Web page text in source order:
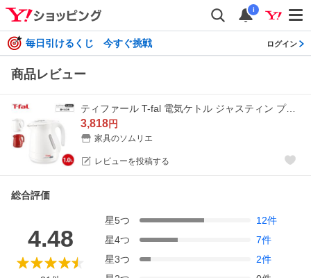
i
毎日引けるくじ 今すぐ挑戦 ログイン
商品レビュー
ティファール T-fal 電気ケトル ジャスティン プラス ロック 1.0L KO4411JP KO4415JP 送料無料 / 湯沸かし器 転倒お湯もれロック
3,818円
家具のソムリエ
レビューを投稿する
総合評価
4.48
星5つ 12件
星4つ 7件
星3つ 2件